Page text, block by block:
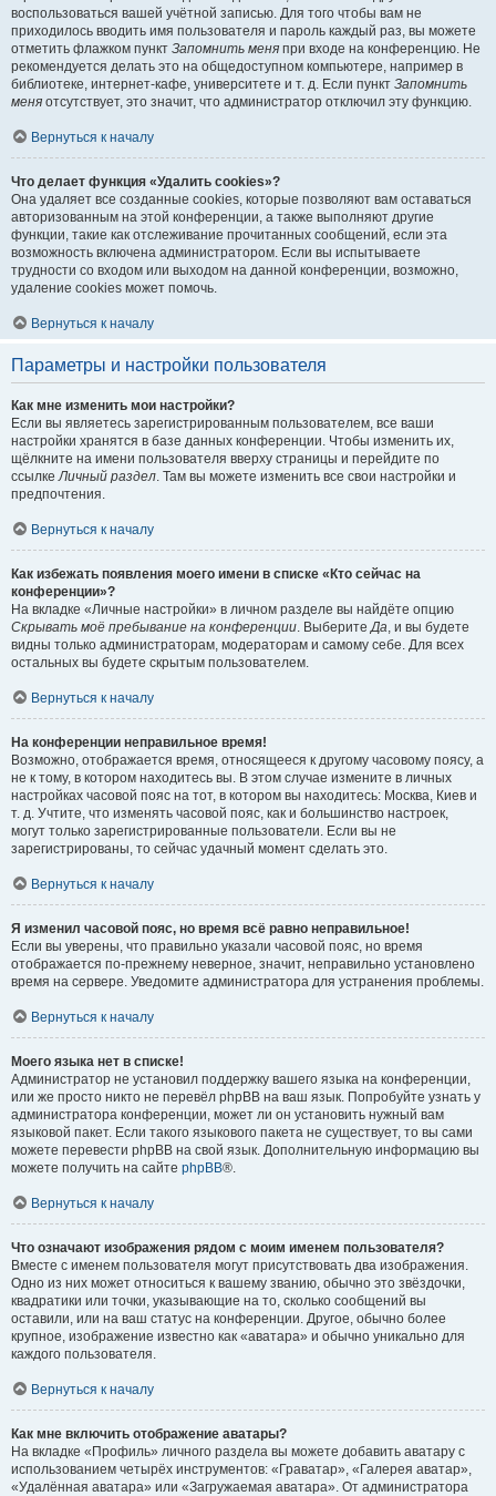
воспользоваться вашей учётной записью. Для того чтобы вам не
приходилось вводить имя пользователя и пароль каждый раз, вы можете
отметить флажком пункт Запомнить меня при входе на конференцию. Не
рекомендуется делать это на общедоступном компьютере, например в
библиотеке, интернет-кафе, университете и т. д. Если пункт Запомнить
меня отсутствует, это значит, что администратор отключил эту функцию.
Вернуться к началу
Что делает функция «Удалить cookies»?
Она удаляет все созданные cookies, которые позволяют вам оставаться
авторизованным на этой конференции, а также выполняют другие
функции, такие как отслеживание прочитанных сообщений, если эта
возможность включена администратором. Если вы испытываете
трудности со входом или выходом на данной конференции, возможно,
удаление cookies может помочь.
Вернуться к началу
Параметры и настройки пользователя
Как мне изменить мои настройки?
Если вы являетесь зарегистрированным пользователем, все ваши
настройки хранятся в базе данных конференции. Чтобы изменить их,
щёлкните на имени пользователя вверху страницы и перейдите по
ссылкеЛичный раздел. Там вы можете изменить все свои настройки и
предпочтения.
Вернуться к началу
Как избежать появления моего имени в списке «Кто сейчас на
конференции»?
На вкладке «Личные настройки» в личном разделе вы найдёте опцию
Скрывать моё пребывание на конференции. ВыберитеДа, и вы будете
видны только администраторам, модераторам и самому себе. Для всех
остальных вы будете скрытым пользователем.
Вернуться к началу
На конференции неправильное время!
Возможно, отображается время, относящееся к другому часовому поясу, а
не к тому, в котором находитесь вы. В этом случае измените в личных
настройках часовой пояс на тот, в котором вы находитесь: Москва, Киев и
т. д. Учтите, что изменять часовой пояс, как и большинство настроек,
могут только зарегистрированные пользователи. Если вы не
зарегистрированы, то сейчас удачный момент сделать это.
Вернуться к началу
Я изменил часовой пояс, но время всё равно неправильное!
Если вы уверены, что правильно указали часовой пояс, но время
отображается по-прежнему неверное, значит, неправильно установлено
время на сервере. Уведомите администратора для устранения проблемы.
Вернуться к началу
Моего языка нет в списке!
Администратор не установил поддержку вашего языка на конференции,
или же просто никто не перевёл phpBB на ваш язык. Попробуйте узнать у
администратора конференции, может ли он установить нужный вам
языковой пакет. Если такого языкового пакета не существует, то вы сами
можете перевести phpBB на свой язык. Дополнительную информацию вы
можете получить на сайте phpBB®.
Вернуться к началу
Что означают изображения рядом с моим именем пользователя?
Вместе с именем пользователя могут присутствовать два изображения.
Одно из них может относиться к вашему званию, обычно это звёздочки,
квадратики или точки, указывающие на то, сколько сообщений вы
оставили, или на ваш статус на конференции. Другое, обычно более
крупное, изображение известно как «аватара» и обычно уникально для
каждого пользователя.
Вернуться к началу
Как мне включить отображение аватары?
На вкладке «Профиль» личного раздела вы можете добавить аватару с
использованием четырёх инструментов: «Граватар», «Галерея аватар»,
«Удалённая аватара» или «Загружаемая аватара». От администратора